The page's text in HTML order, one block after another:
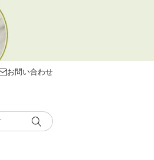
お問い合わせ